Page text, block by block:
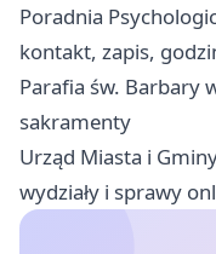
Poradnia
kontakt, zapis,
Parafia św. Barbary
sakramenty
Urząd Miasta i
wydziały i sprawy